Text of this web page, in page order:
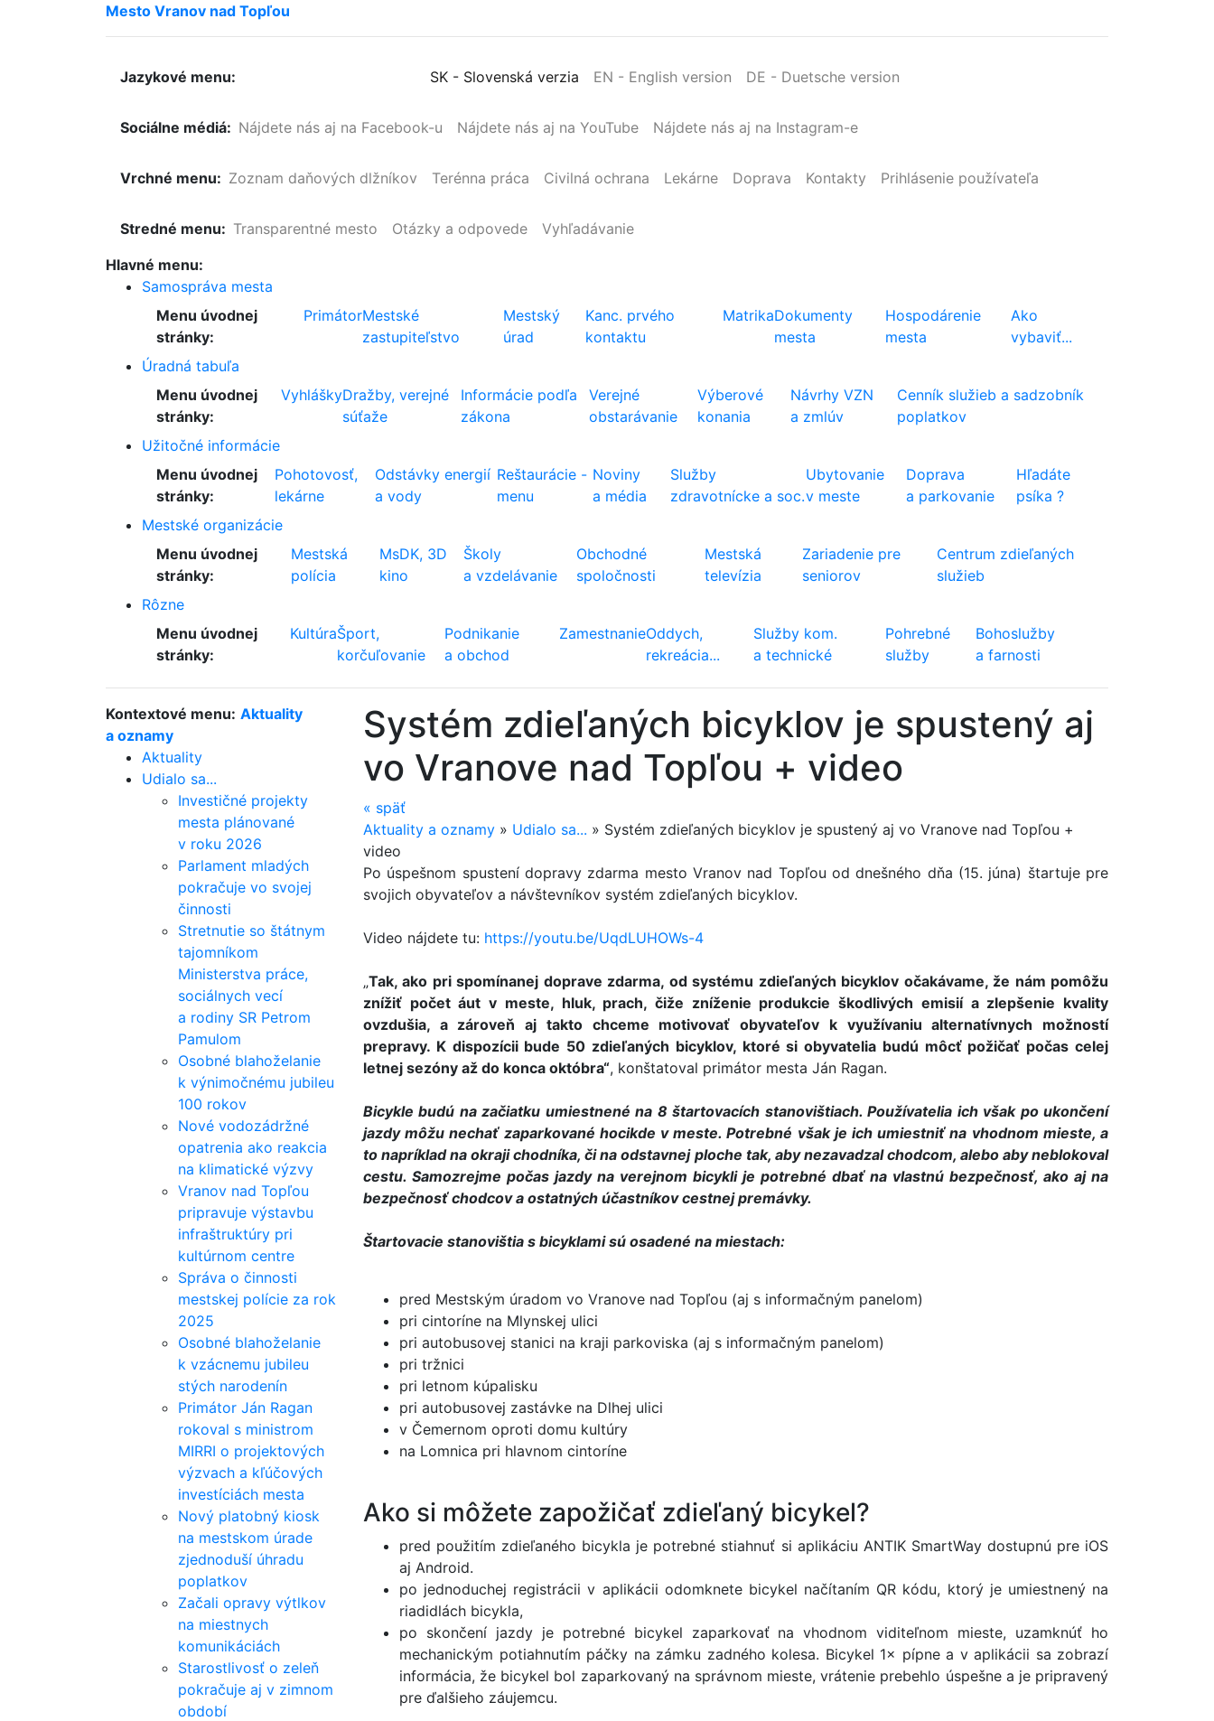
Mesto Vranov nad Topľou
Jazykové menu: SK - Slovenská verzia EN - English version DE - Duetsche version
Sociálne médiá: Nájdete nás aj na Facebook-u Nájdete nás aj na YouTube Nájdete nás aj na Instagram-e
Vrchné menu: Zoznam daňových dlžníkov Terénna práca Civilná ochrana Lekárne Doprava Kontakty Prihlásenie používateľa
Stredné menu: Transparentné mesto Otázky a odpovede
Vyhľadávanie
Hlavné menu:
Samospráva mesta
Menu úvodnej
stránky:
PrimátorMestské
zastupiteľstvo
Mestský
úrad
Kanc. prvého
kontaktu
MatrikaDokumenty
mesta
Hospodárenie
mesta
Ako
vybaviť...
Úradná tabuľa
Menu úvodnej
stránky:
VyhláškyDražby, verejné
súťaže
Informácie podľa
zákona
Verejné
obstarávanie
Výberové
konania
Návrhy VZN
a zmlúv
Cenník služieb a sadzobník
poplatkov
Užitočné informácie
Menu úvodnej
stránky:
Pohotovosť,
lekárne
Odstávky energií
a vody
Reštaurácie -
menu
Noviny
a média
Služby
zdravotnícke a soc.
Ubytovanie
v meste
Doprava
a parkovanie
Hľadáte
psíka ?
Mestské organizácie
Menu úvodnej
stránky:
Mestská
polícia
MsDK, 3D
kino
Školy
a vzdelávanie
Obchodné
spoločnosti
Mestská
televízia
Zariadenie pre
seniorov
Centrum zdieľaných
služieb
Rôzne
Menu úvodnej
stránky:
KultúraŠport,
korčuľovanie
Podnikanie
a obchod
ZamestnanieOddych,
rekreácia...
Služby kom.
a technické
Pohrebné
služby
Bohoslužby
a farnosti
Kontextové menu: Aktuality
a oznamy
Aktuality
Udialo sa...
Investičné projekty
mesta plánované
v roku 2026
Parlament mladých
pokračuje vo svojej
činnosti
Stretnutie so štátnym
tajomníkom
Ministerstva práce,
sociálnych vecí
a rodiny SR Petrom
Pamulom
Osobné blahoželanie
k výnimočnému jubileu
100 rokov
Nové vodozádržné
opatrenia ako reakcia
na klimatické výzvy
Vranov nad Topľou
pripravuje výstavbu
infraštruktúry pri
kultúrnom centre
Správa o činnosti
mestskej polície za rok
2025
Osobné blahoželanie
k vzácnemu jubileu
stých narodenín
Primátor Ján Ragan
rokoval s ministrom
MIRRI o projektových
výzvach a kľúčových
investíciách mesta
Nový platobný kiosk
na mestskom úrade
zjednoduší úhradu
poplatkov
Začali opravy výtlkov
na miestnych
komunikáciách
Starostlivosť o zeleň
pokračuje aj v zimnom
období
Systém zdieľaných bicyklov je spustený aj
vo Vranove nad Topľou + video
« späť
Aktuality a oznamy » Udialo sa... » Systém zdieľaných bicyklov je spustený aj vo Vranove nad Topľou +
video
Po úspešnom spustení dopravy zdarma mesto Vranov nad Topľou od dnešného dňa (15. júna) štartuje pre
svojich obyvateľov a návštevníkov systém zdieľaných bicyklov.
Video nájdete tu: https://youtu.be/UqdLUHOWs-4
„Tak, ako pri spomínanej doprave zdarma, od systému zdieľaných bicyklov očakávame, že nám pomôžu
znížiť počet áut v meste, hluk, prach, čiže zníženie produkcie škodlivých emisií a zlepšenie kvality
ovzdušia, a zároveň aj takto chceme motivovať obyvateľov k využívaniu alternatívnych možností
prepravy. K dispozícii bude 50 zdieľaných bicyklov, ktoré si obyvatelia budú môcť požičať počas celej
letnej sezóny až do konca októbra“, konštatoval primátor mesta Ján Ragan.
Bicykle budú na začiatku umiestnené na 8 štartovacích stanovištiach. Používatelia ich však po ukončení
jazdy môžu nechať zaparkované hocikde v meste. Potrebné však je ich umiestniť na vhodnom mieste, a
to napríklad na okraji chodníka, či na odstavnej ploche tak, aby nezavadzal chodcom, alebo aby neblokoval
cestu. Samozrejme počas jazdy na verejnom bicykli je potrebné dbať na vlastnú bezpečnosť, ako aj na
bezpečnosť chodcov a ostatných účastníkov cestnej premávky.
Štartovacie stanovištia s bicyklami sú osadené na miestach:
pred Mestským úradom vo Vranove nad Topľou (aj s informačným panelom)
pri cintoríne na Mlynskej ulici
pri autobusovej stanici na kraji parkoviska (aj s informačným panelom)
pri tržnici
pri letnom kúpalisku
pri autobusovej zastávke na Dlhej ulici
v Čemernom oproti domu kultúry
na Lomnica pri hlavnom cintoríne
Ako si môžete zapožičať zdieľaný bicykel?
pred použitím zdieľaného bicykla je potrebné stiahnuť si aplikáciu ANTIK SmartWay dostupnú pre iOS
aj Android.
po jednoduchej registrácii v aplikácii odomknete bicykel načítaním QR kódu, ktorý je umiestnený na
riadidlách bicykla,
po skončení jazdy je potrebné bicykel zaparkovať na vhodnom viditeľnom mieste, uzamknúť ho
mechanickým potiahnutím páčky na zámku zadného kolesa. Bicykel 1× pípne a v aplikácii sa zobrazí
informácia, že bicykel bol zaparkovaný na správnom mieste, vrátenie prebehlo úspešne a je pripravený
pre ďalšieho záujemcu.